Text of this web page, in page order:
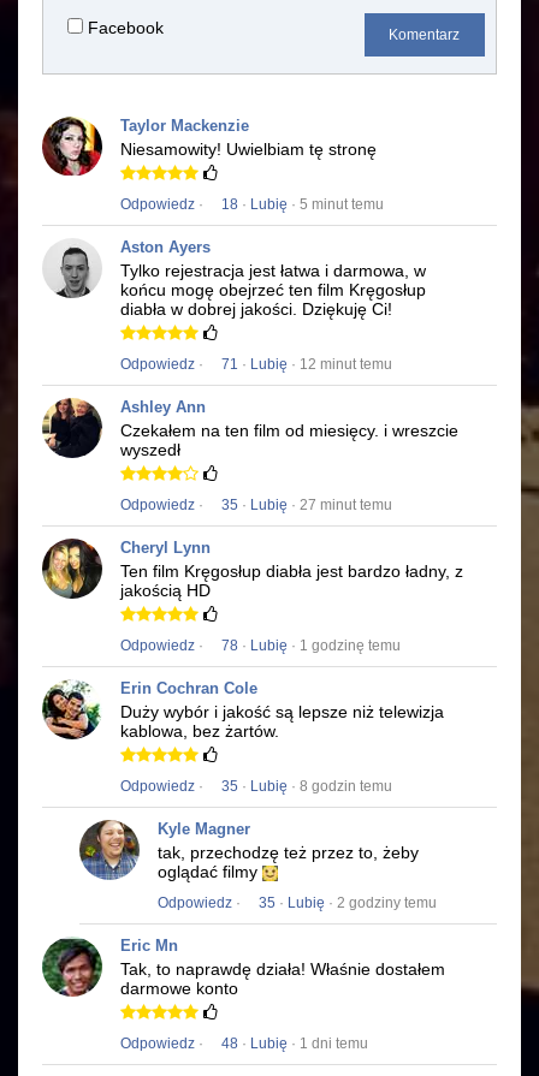
Facebook Komentarz
Taylor Mackenzie
Niesamowity! Uwielbiam tę stronę
Odpowiedz · 18 · Lubię · 5 minut temu
Aston Ayers
Tylko rejestracja jest łatwa i darmowa, w
końcu mogę obejrzeć ten film Kręgosłup
diabła w dobrej jakości. Dziękuję Ci!
Odpowiedz · 71 · Lubię · 12 minut temu
Ashley Ann
Czekałem na ten film od miesięcy. i wreszcie
wyszedł
Odpowiedz · 35 · Lubię · 27 minut temu
Cheryl Lynn
Ten film Kręgosłup diabła jest bardzo ładny, z
jakością HD
Odpowiedz · 78 · Lubię · 1 godzinę temu
Erin Cochran Cole
Duży wybór i jakość są lepsze niż telewizja
kablowa, bez żartów.
Odpowiedz · 35 · Lubię · 8 godzin temu
Kyle Magner
tak, przechodzę też przez to, żeby
oglądać filmy
Odpowiedz · 35 · Lubię · 2 godziny temu
Eric Mn
Tak, to naprawdę działa! Właśnie dostałem
darmowe konto
Odpowiedz · 48 · Lubię · 1 dni temu